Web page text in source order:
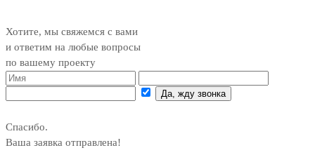
Хотите, мы свяжемся с вами
и ответим на любые вопросы
по вашему проекту
Да, жду звонка
Спасибо.
Ваша заявка отправлена!